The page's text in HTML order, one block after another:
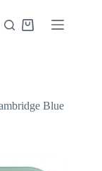
Indkøbskurv
Blue